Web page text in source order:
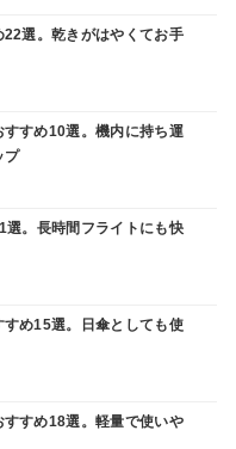
選。乾きがはやくてお手
すめ10選。機内に持ち運
プ
選。長時間フライトにも快
め15選。日傘としても使
すめ18選。軽量で使いや